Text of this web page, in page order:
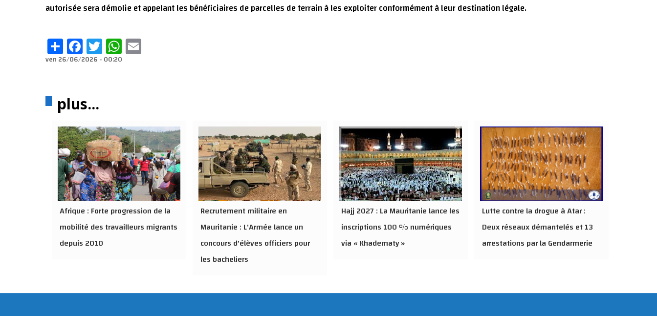
autorisée sera démolie et appelant les bénéficiaires de parcelles de terrain à les exploiter conformément à leur destination légale.
ShareFacebook
TwitterWhatsApp
ven 26/06/2026 - 00:20
plus...
Afrique : Forte progression de la
mobilité des travailleurs migrants
depuis 2010
Recrutement militaire en
Mauritanie : L'Armée lance un
concours d'élèves officiers pour
les bacheliers
Hajj 2027 : La Mauritanie lance les
inscriptions 100 % numériques
via « Khadematy »
Lutte contre la drogue à Atar :
Deux réseaux démantelés et 13
arrestations par la Gendarmerie